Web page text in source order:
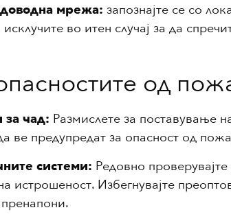
мрежа: запознајте се со
во итен случај за да
од
за чад: Размислете за поставување
ве предупредат за опасност од
системи: Редовно
истрошеност. Избегнувајте